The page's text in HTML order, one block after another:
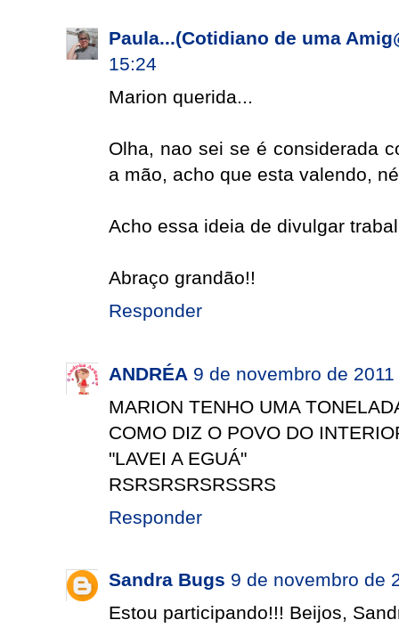
Paula...(Cotidiano de uma
15:24
Marion querida...
Olha, nao sei se é considerada
a mão, acho que esta valendo,
Acho essa ideia de divulgar
Abraço grandão!!
Responder
ANDRÉA 9 de novembro de
MARION TENHO UMA
COMO DIZ O POVO DO
"LAVEI A EGUÁ"
RSRSRSRSRSSRS
Responder
Sandra Bugs 9 de novembro de
Estou participando!!! Beijos,